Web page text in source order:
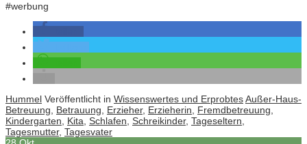
#werbung
Hummel Veröffentlicht in Wissenswertes und ErprobtesAußer-Haus-
Betreuung, Betrauung, Erzieher, Erzieherin, Fremdbetreuung,
Kindergarten, Kita, Schlafen, Schreikinder, Tageseltern,
Tagesmutter, Tagesvater